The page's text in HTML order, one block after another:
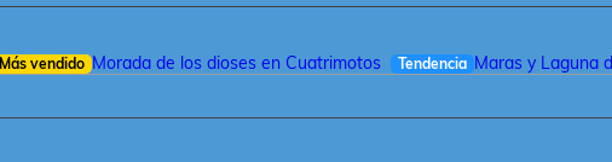
Más vendido Morada de los dioses en Cuatrimotos Tendencia Maras y Laguna